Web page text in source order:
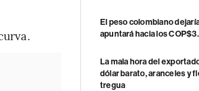
El peso colombiano
apuntará hacia los
La mala hora del
dólar barato, aranceles y
tregua